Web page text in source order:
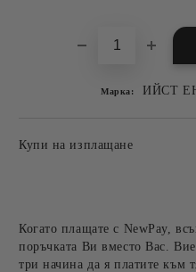
Марка: ИЙСТ
Купи на изплащане
Когато плащате с NewPay,
поръчката Ви вместо Вас.
три начина да я платите към